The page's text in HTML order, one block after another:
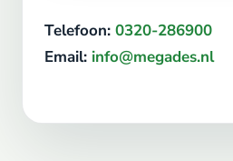
Telefoon: 0320-286900
Email: info@megades.nl